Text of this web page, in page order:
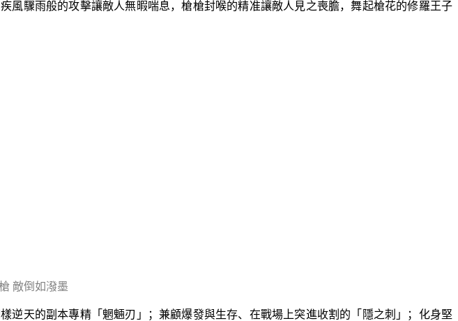
驟雨般的攻擊讓敵人無暇喘息，槍槍封喉的精准讓敵人見之喪膽，舞起槍花的修羅王子
敵倒如潑墨
天的副本專精「魍魎刃」；兼顧爆發與生存、在戰場上突進收割的「隱之刺」；化身堅